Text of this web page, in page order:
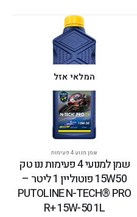
המלאי אזל
שמן מנוע 4 פעימות
שמן למנועי 4 פעימות ננו טק
15W50 פוטוליין 1 ליטר –
PUTOLINE N-TECH® PRO
R+ 15W-50 1L